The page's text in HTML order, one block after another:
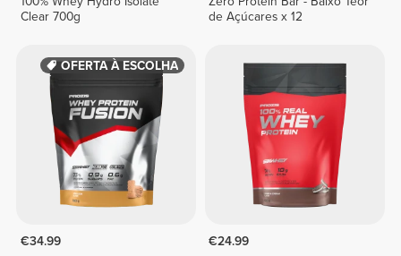
Clear 700g
de Açúcares x 12
OFERTA À ESCOLHA
€34.99
€24.99